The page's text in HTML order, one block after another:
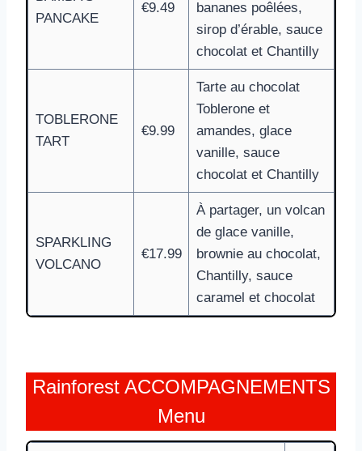
PANCAKE
€9.49
bananes poêlées,
sirop d’érable, sauce
chocolat et Chantilly
TOBLERONE
TART
€9.99
Tarte au chocolat
Toblerone et
amandes, glace
vanille, sauce
chocolat et Chantilly
SPARKLING
VOLCANO
€17.99
À partager, un volcan
de glace vanille,
brownie au chocolat,
Chantilly, sauce
caramel et chocolat
Rainforest ACCOMPAGNEMENTS
Menu